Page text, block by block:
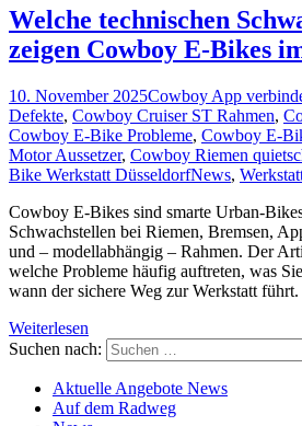
Welche technischen
zeigen Cowboy E-Bikes
10. November 2025Cowboy App
Defekte, Cowboy Cruiser ST Rahmen,
Cowboy E-Bike Probleme, Cowboy E-
Motor Aussetzer, Cowboy Riemen
Bike Werkstatt DüsseldorfNews,
Cowboy E-Bikes sind smarte Urban-
Schwachstellen bei Riemen, Bremsen,
und – modellabhängig – Rahmen. Der
welche Probleme häufig auftreten, was
wann der sichere Weg zur Werkstatt führt.
Weiterlesen
Suchen nach:
Aktuelle Angebote News
Auf dem Radweg